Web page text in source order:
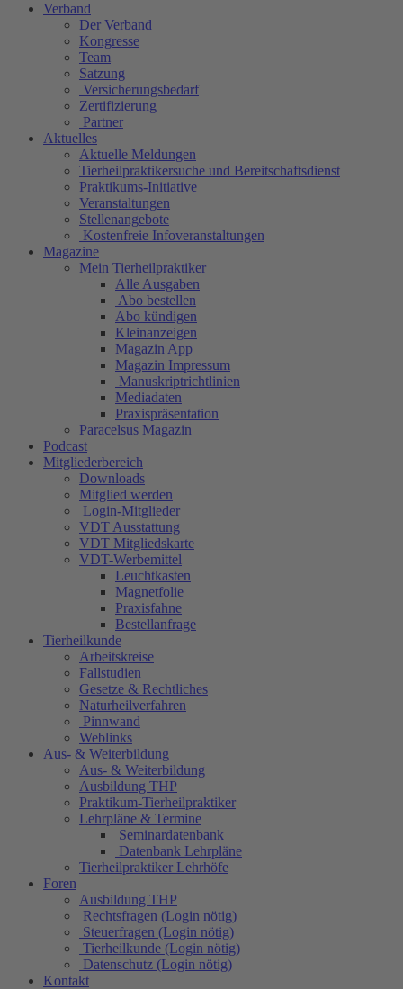
Verband
Der Verband
Kongresse
Team
Satzung
Versicherungsbedarf
Zertifizierung
Partner
Aktuelles
Aktuelle Meldungen
Tierheilpraktikersuche und Bereitschaftsdienst
Praktikums-Initiative
Veranstaltungen
Stellenangebote
Kostenfreie Infoveranstaltungen
Magazine
Mein Tierheilpraktiker
Alle Ausgaben
Abo bestellen
Abo kündigen
Kleinanzeigen
Magazin App
Magazin Impressum
Manuskriptrichtlinien
Mediadaten
Praxispräsentation
Paracelsus Magazin
Podcast
Mitgliederbereich
Downloads
Mitglied werden
Login-Mitglieder
VDT Ausstattung
VDT Mitgliedskarte
VDT-Werbemittel
Leuchtkasten
Magnetfolie
Praxisfahne
Bestellanfrage
Tierheilkunde
Arbeitskreise
Fallstudien
Gesetze & Rechtliches
Naturheilverfahren
Pinnwand
Weblinks
Aus- & Weiterbildung
Aus- & Weiterbildung
Ausbildung THP
Praktikum-Tierheilpraktiker
Lehrpläne & Termine
Seminardatenbank
Datenbank Lehrpläne
Tierheilpraktiker Lehrhöfe
Foren
Ausbildung THP
Rechtsfragen (Login nötig)
Steuerfragen (Login nötig)
Tierheilkunde (Login nötig)
Datenschutz (Login nötig)
Kontakt